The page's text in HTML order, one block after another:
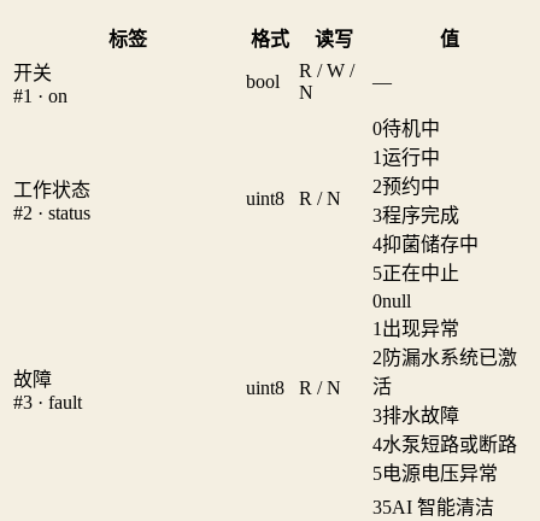
标签 格式 读写
值
开关
#1 · on
bool
R / W /
N
—
工作状态
#2 · status
uint8 R / N
0待机中
1运行中
2预约中
3程序完成
4抑菌储存中
5正在中止
故障
#3 · fault
uint8 R / N
0null
1 出现异常
2 防漏水系统已激
活
3排水故障
4水泵短路或断路
5电源电压异常
35AI 智能清洁